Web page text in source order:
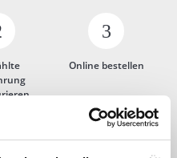
3
Online bestellen
an Form
im ersten Schritt Ihre